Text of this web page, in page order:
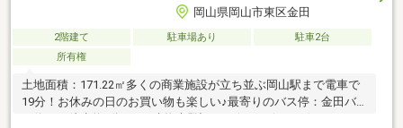
岡山県岡山市東区金田
2階建て 駐車場あり
駐車2台
所有権
土地面積：171.22㎡多くの商業施設が立ち並ぶ岡山駅まで電車で
19分！お休みの日のお買い物も楽しい♪最寄りのバス停：金田バ